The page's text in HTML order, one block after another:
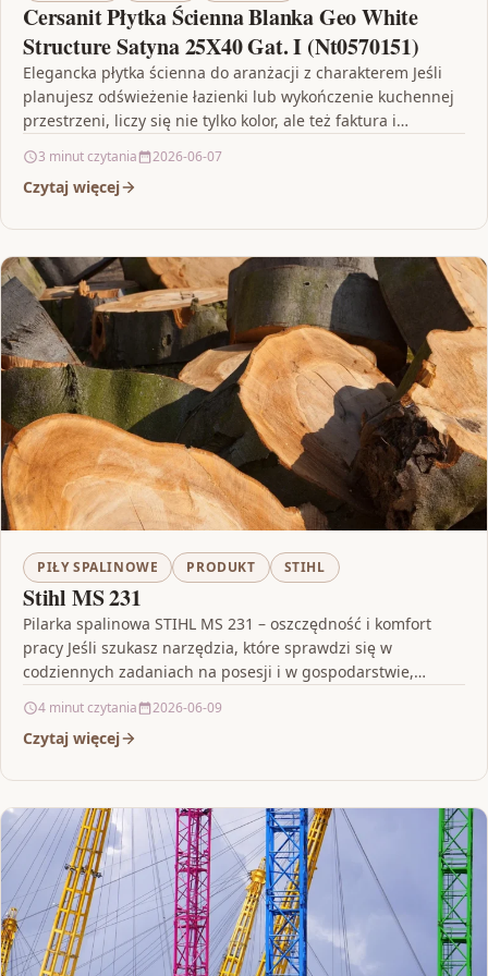
Cersanit Płytka Ścienna Blanka Geo White
Structure Satyna 25X40 Gat. I (Nt0570151)
Elegancka płytka ścienna do aranżacji z charakterem Jeśli
planujesz odświeżenie łazienki lub wykończenie kuchennej
przestrzeni, liczy się nie tylko kolor, ale też faktura i…
3 minut czytania 2026-06-07
Czytaj więcej
PIŁY SPALINOWE PRODUKT STIHL
Stihl MS 231
Pilarka spalinowa STIHL MS 231 – oszczędność i komfort
pracy Jeśli szukasz narzędzia, które sprawdzi się w
codziennych zadaniach na posesji i w gospodarstwie,…
4 minut czytania 2026-06-09
Czytaj więcej